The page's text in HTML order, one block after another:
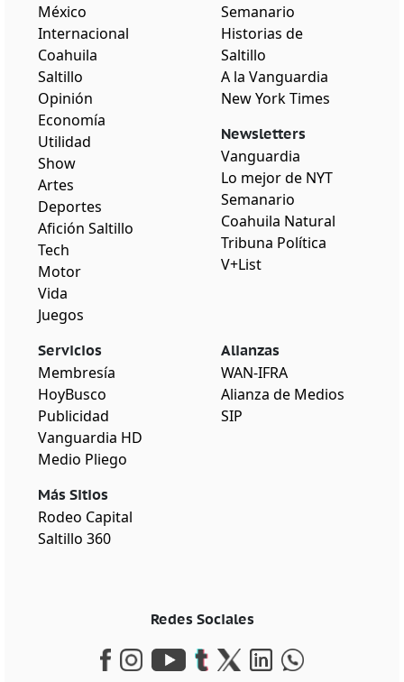
México
Internacional
Coahuila
Saltillo
Opinión
Economía
Utilidad
Show
Artes
Deportes
Afición Saltillo
Tech
Motor
Vida
Juegos
Semanario
Historias de
Saltillo
A la Vanguardia
New York Times
Newsletters
Vanguardia
Lo mejor de NYT
Semanario
Coahuila Natural
Tribuna Política
V+List
Servicios
Membresía
HoyBusco
Publicidad
Vanguardia HD
Medio Pliego
Más Sitios
Rodeo Capital
Saltillo 360
Alianzas
WAN-IFRA
Alianza de Medios
SIP
Redes Sociales